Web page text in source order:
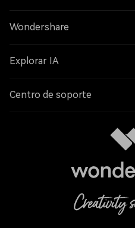
Wondershare
Explorar IA
Centro de soporte